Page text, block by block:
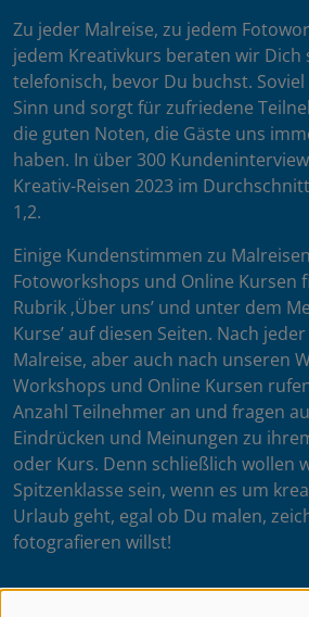
Zu jeder Malreise, zu jedem
jedem Kreativkurs beraten wir Dich
telefonisch, bevor Du buchst.
Sinn und sorgt für zufriedene
die guten Noten, die Gäste uns
haben. In über 300
Kreativ-Reisen 2023 im
1,2.
Einige Kundenstimmen zu
Fotoworkshops und Online Kursen
Rubrik ‚Über uns’ und unter dem
Kurse’ auf diesen Seiten. Nach
Malreise, aber auch nach unseren
Workshops und Online Kursen
Anzahl Teilnehmer an und fragen
Eindrücken und Meinungen zu
oder Kurs. Denn schließlich wollen
Spitzenklasse sein, wenn es um
Urlaub geht, egal ob Du malen,
fotografieren willst!